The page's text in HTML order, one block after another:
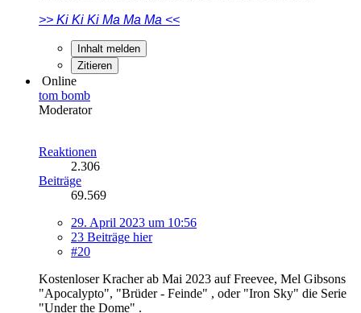
>> Ki Ki Ki Ma Ma Ma <<
Inhalt melden
Zitieren
Online
tom bomb
Moderator
Reaktionen
2.306
Beiträge
69.569
29. April 2023 um 10:56
23 Beiträge hier
#20
Kostenloser Kracher ab Mai 2023 auf Freevee, Mel Gibsons
"Apocalypto", "Brüder - Feinde" , oder "Iron Sky" die Serie
"Under the Dome" .